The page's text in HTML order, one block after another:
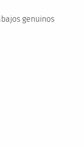
genuinos